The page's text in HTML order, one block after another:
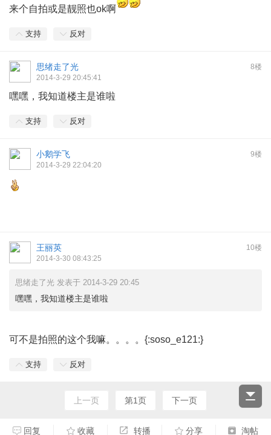
来个自拍或是靓照也ok啊
支持 反对
8楼
思绪走了光
2014-3-29 20:45:41
嘿嘿，我知道楼主是谁啦
支持 反对
9楼
小鹅学飞
2014-3-29 22:04:20
10楼
王丽英
2014-3-30 08:43:25
思绪走了光 发表于 2014-3-29 20:45
嘿嘿，我知道楼主是谁啦
可不是拍照的这个我嘛。。。。{:soso_e121:}
支持 反对
上一页 第1页 下一页
回复 收藏 转播 分享 淘帖